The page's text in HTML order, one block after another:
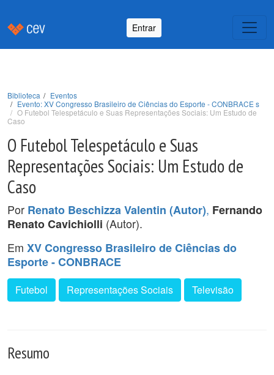
Entrar
Biblioteca
Eventos
Evento: XV Congresso Brasileiro de Ciências do Esporte - CONBRACE s
O Futebol Telespetáculo e Suas Representações Sociais: Um Estudo de
Caso
O Futebol Telespetáculo e Suas
Representações Sociais: Um Estudo de
Caso
Por Renato Beschizza Valentin (Autor), Fernando
Renato Cavichiolli (Autor).
Em XV Congresso Brasileiro de Ciências do
Esporte - CONBRACE
Futebol Representações Sociais Televisão
Resumo